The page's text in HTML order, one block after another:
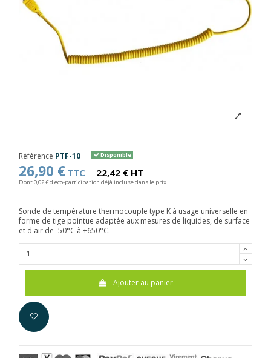
Référence PTF-10 Disponible
26,90 € TTC 22,42 € HT
Dont 0,02 € d'eco-participation déjà incluse dans le prix
Sonde de température thermocouple type K à usage universelle en
forme de tige pointue adaptée aux mesures de liquides, de surface
et d'air de -50°C à +650°C.
Ajouter au panier